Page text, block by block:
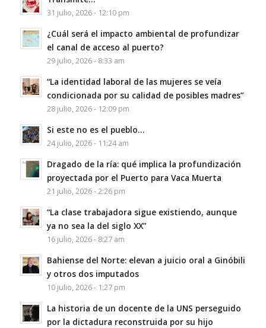
31 julio, 2026 - 12:10 pm
¿Cuál será el impacto ambiental de profundizar
el canal de acceso al puerto?
29 julio, 2026 - 8:33 am
“La identidad laboral de las mujeres se veía
condicionada por su calidad de posibles madres”
28 julio, 2026 - 12:09 pm
Si este no es el pueblo…
24 julio, 2026 - 11:24 am
Dragado de la ría: qué implica la profundización
proyectada por el Puerto para Vaca Muerta
21 julio, 2026 - 2:26 pm
“La clase trabajadora sigue existiendo, aunque
ya no sea la del siglo XX”
16 julio, 2026 - 8:27 am
Bahiense del Norte: elevan a juicio oral a Ginóbili
y otros dos imputados
10 julio, 2026 - 1:27 pm
La historia de un docente de la UNS perseguido
por la dictadura reconstruida por su hijo